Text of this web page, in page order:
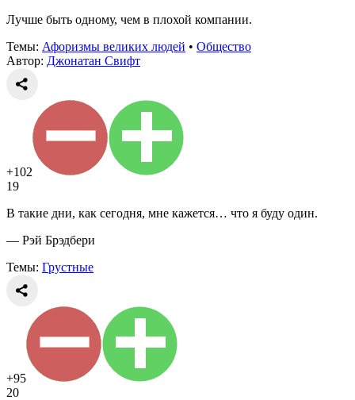
Лучше быть одному, чем в плохой компании.
Темы: Афоризмы великих людей • Общество
Автор: Джонатан Свифт
+102
19
В такие дни, как сегодня, мне кажется… что я буду один.
— Рэй Брэдбери
Темы: Грустные
+95
20